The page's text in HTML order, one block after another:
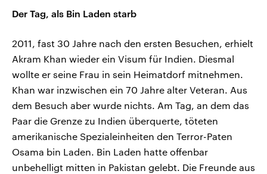
Der Tag, als Bin Laden starb
2011, fast 30 Jahre nach den ersten Besuchen, erhielt
Akram Khan wieder ein Visum für Indien. Diesmal
wollte er seine Frau in sein Heimatdorf mitnehmen.
Khan war inzwischen ein 70 Jahre alter Veteran. Aus
dem Besuch aber wurde nichts. Am Tag, an dem das
Paar die Grenze zu Indien überquerte, töteten
amerikanische Spezialeinheiten den Terror-Paten
Osama bin Laden. Bin Laden hatte offenbar
unbehelligt mitten in Pakistan gelebt. Die Freunde aus